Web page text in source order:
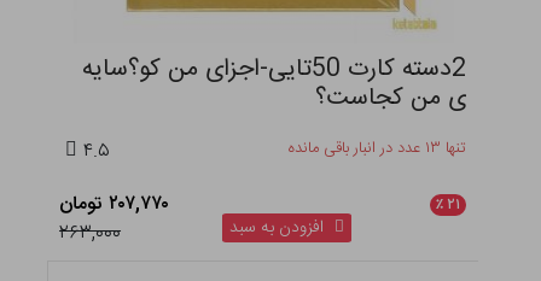
2دسته کارت 50تایی-اجزای من کو؟سایه
ی من کجاست؟
تنها ۱۳ عدد در انبار باقی مانده ۴.۵
۲۱ ٪
۲۰۷,۷۷۰ تومان
۲۶۳,۰۰۰
افزودن به سبد